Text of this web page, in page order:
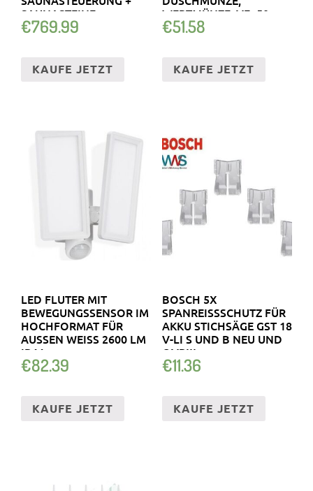
SAUNASTEINE
€769.99
KAUFE JETZT
WERTMÜNZE, VE=50
€51.58
KAUFE JETZT
LED FLUTER MIT
BEWEGUNGSSENSOR IM
HOCHFORMAT FÜR
AUSSEN WEISS 2600 LM IP
44
€82.39
KAUFE JETZT
BOSCH 5X
SPANREISSSCHUTZ FÜR A
KKU STICHSÄGE GST 18 V
-LI S UND B NEU UND O
VP!!!
€11.36
KAUFE JETZT